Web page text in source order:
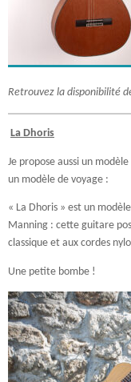
Retrouvez la disponibilité
La Dhoris
Je propose aussi un
un modèle de voyage :
« La Dhoris » est un
Manning : cette guitare
classique et aux cordes
Une petite bombe !